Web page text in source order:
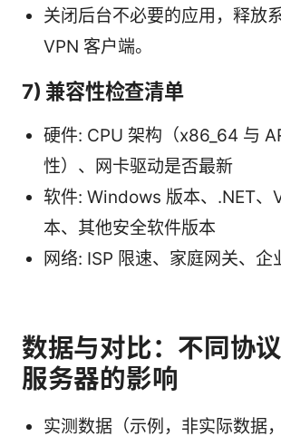
关闭后台不必要的应用，释放
VPN 客户端。
7) 兼容性检查清单
硬件: CPU 架构（x86_64 与
性）、网卡驱动是否最新
软件: Windows 版本、.NET、
本、其他安全软件版本
网络: ISP 限速、家庭网关、企
数据与对比：不同协
服务器的影响
实测数据（示例，非实际数据